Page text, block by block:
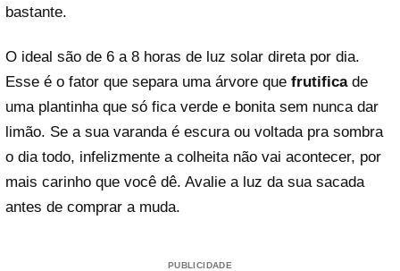
bastante.
O ideal são de 6 a 8 horas de luz solar direta por dia.
Esse é o fator que separa uma árvore que frutificade
uma plantinha que só fica verde e bonita sem nunca dar
limão. Se a sua varanda é escura ou voltada pra sombra
o dia todo, infelizmente a colheita não vai acontecer, por
mais carinho que você dê. Avalie a luz da sua sacada
antes de comprar a muda.
PUBLICIDADE